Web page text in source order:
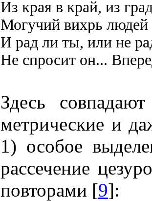
Из края в край, из
Могучий вихрь людей
И рад ли ты, или не
Не спросит он...
Здесь
метрические и
1) особое
рассечение
повторами [9]: